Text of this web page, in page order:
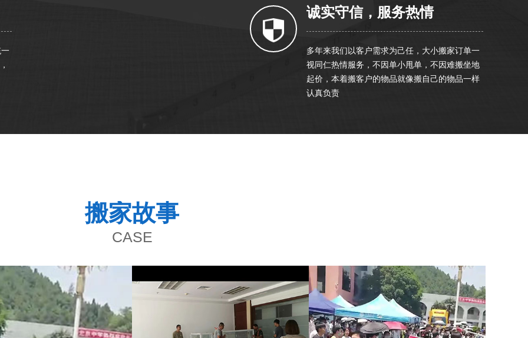
诚实守信，服务热情
多年来我们以客户需求为己任，大小搬家订单一
视同仁热情服务，不因单小甩单，不因难搬坐地
起价，本着搬客户的物品就像搬自己的物品一样
认真负责
搬家故事
CASE